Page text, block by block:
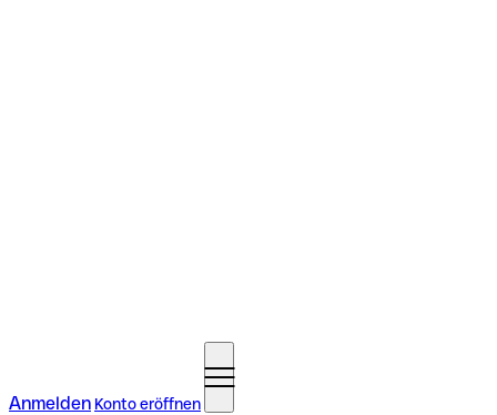
Anmelden Konto eröffnen